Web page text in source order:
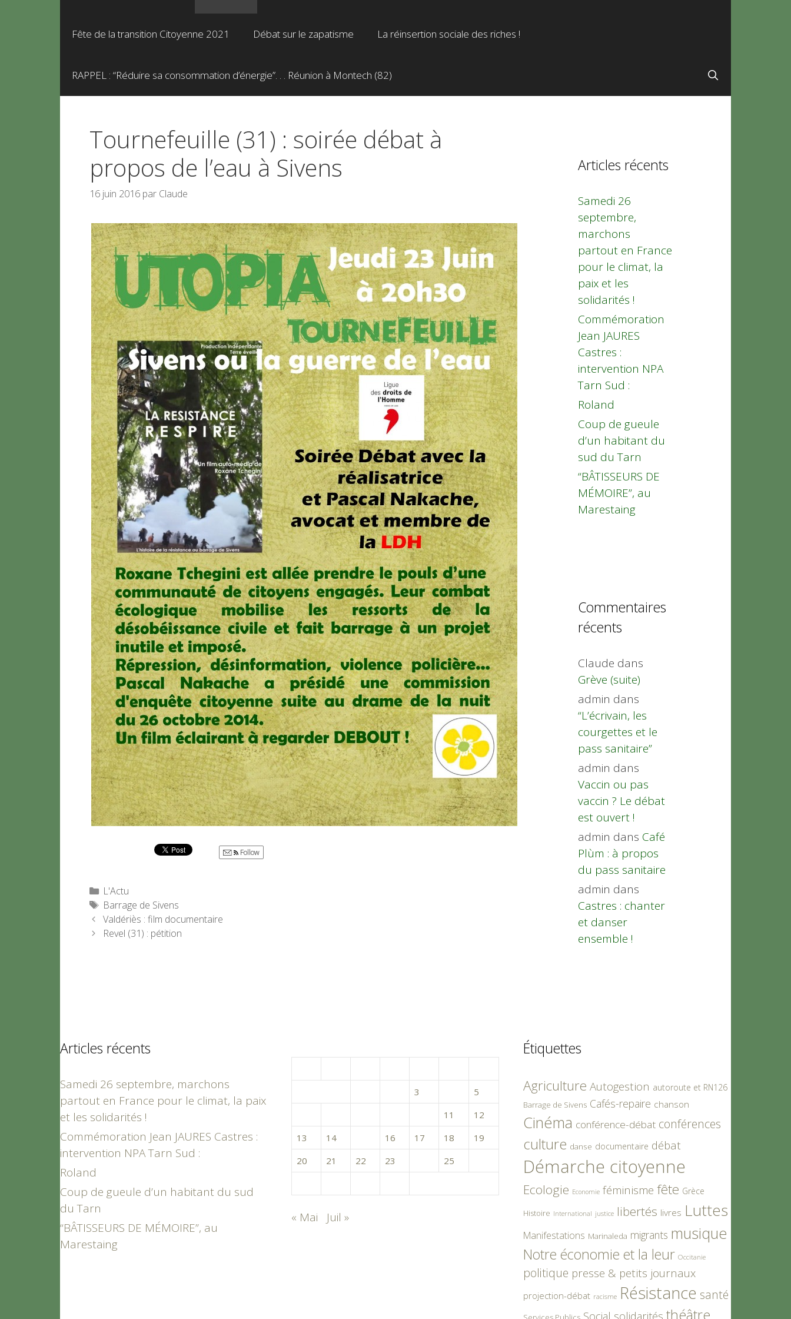
Fête de la transition Citoyenne 2021 Débat sur le zapatisme La réinsertion sociale des riches !
RAPPEL : “Réduire sa consommation d’énergie”. . . Réunion à Montech (82)
Tournefeuille (31) : soirée débat à
propos de l’eau à Sivens
16 juin 2016 par Claude
Follow
Catégories
L'Actu
Étiquettes
Barrage de Sivens
Valdériès : film documentaire
Revel (31) : pétition
Articles récents
Samedi 26
septembre,
marchons
partout en France
pour le climat, la
paix et les
solidarités !
Commémoration
Jean JAURES
Castres :
intervention NPA
Tarn Sud :
Roland
Coup de gueule
d’un habitant du
sud du Tarn
“BÂTISSEURS DE
MÉMOIRE”, au
Marestaing
Commentaires
récents
Claude dans
Grève (suite)
admin dans
“L’écrivain, les
courgettes et le
pass sanitaire”
admin dans
Vaccin ou pas
vaccin ? Le débat
est ouvert !
admin dans Café
Plùm : à propos
du pass sanitaire
admin dans
Castres : chanter
et danser
ensemble !
Articles récents
Samedi 26 septembre, marchons
partout en France pour le climat, la paix
et les solidarités !
Commémoration Jean JAURES Castres :
intervention NPA Tarn Sud :
Roland
Coup de gueule d’un habitant du sud
du Tarn
“BÂTISSEURS DE MÉMOIRE”, au
Marestaing
3
5
11
12
13
14 16 17 18
19
20
21 22 23 25
« Mai Juil »
Étiquettes
Agriculture Autogestion autoroute et RN126
Barrage de Sivens Cafés-repaire chanson
Cinéma conférence-débat conférences
culture danse documentaire débat
Démarche citoyenne
Ecologie Economie féminisme fête Grèce
Histoire International justice libertés livres Luttes
Manifestations Marinaleda migrants musique
Notre économie et la leur Occitanie
politique presse & petits journaux
projection-débat racisme Résistance santé
Social solidarités théâtre